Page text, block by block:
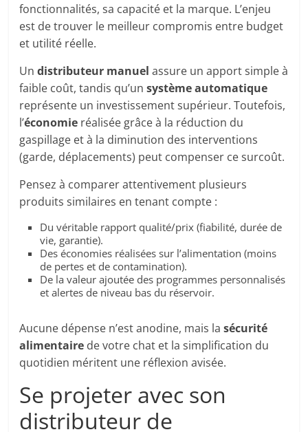
fonctionnalités, sa capacité et la marque. L’enjeu
est de trouver le meilleur compromis entre budget
et utilité réelle.
Undistributeur manuel assure un apport simple à
faible coût, tandis qu’unsystème automatique
représente un investissement supérieur. Toutefois,
l’économie réalisée grâce à la réduction du
gaspillage et à la diminution des interventions
(garde, déplacements) peut compenser ce surcoût.
Pensez à comparer attentivement plusieurs
produits similaires en tenant compte :
Du véritable rapport qualité/prix (fiabilité, durée de
vie, garantie).
Des économies réalisées sur l’alimentation (moins
de pertes et de contamination).
De la valeur ajoutée des programmes personnalisés
et alertes de niveau bas du réservoir.
Aucune dépense n’est anodine, mais lasécurité
alimentaire de votre chat et la simplification du
quotidien méritent une réflexion avisée.
Se projeter avec son
distributeur de